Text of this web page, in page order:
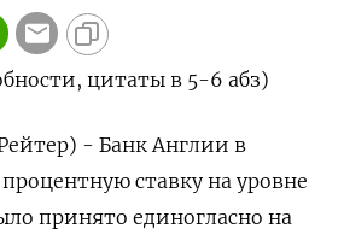
цитаты в 5-6 абз)
- Банк Англии в
ставку на уровне
принято единогласно на